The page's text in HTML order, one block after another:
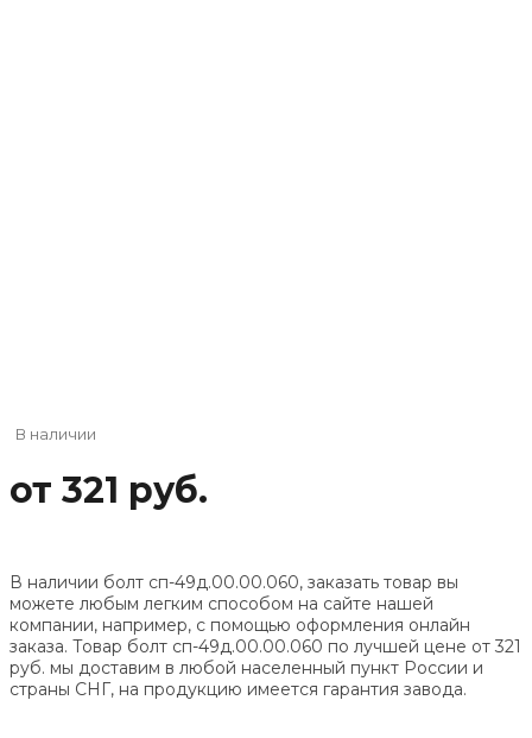
В наличии
от 321 руб.
В наличии болт сп-49д.00.00.060, заказать товар вы
можете любым легким способом на сайте нашей
компании, например, с помощью оформления онлайн
заказа. Товар болт сп-49д.00.00.060 по лучшей цене от 321
руб. мы доставим в любой населенный пункт России и
страны СНГ, на продукцию имеется гарантия завода.